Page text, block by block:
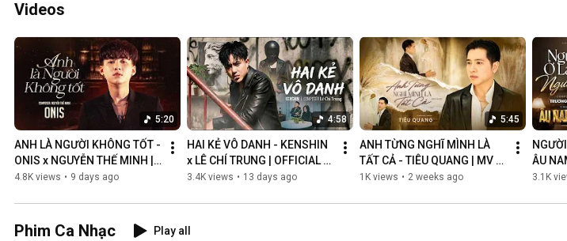
Videos
5:20
ANH LÀ NGƯỜI KHÔNG TỐT -
ONIS x NGUYỄN THẾ MINH |
OFFICIAL MV
4.8K views • 9 days ago
4:58
HAI KẺ VÔ DANH - KENSHIN
x LÊ CHÍ TRUNG | OFFICIAL
MUSIC VIDEO
3.4K views • 13 days ago
5:45
ANH TỪNG NGHĨ MÌNH LÀ
TẤT CẢ - TIÊU QUANG | MV
OFFICIAL
1K views • 2 weeks ago
ÂU
NGÔN
3.1K
Phim Ca Nhạc Play all